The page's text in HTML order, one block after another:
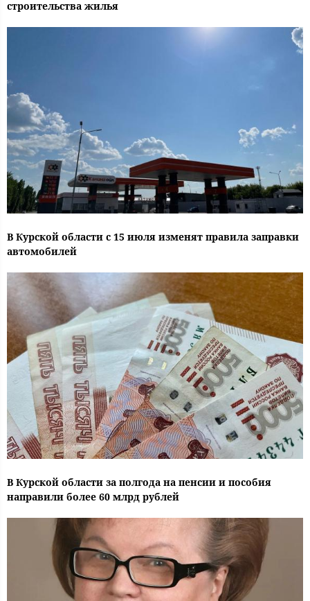
строительства жилья
В Курской области с 15 июля изменят правила заправки
автомобилей
В Курской области за полгода на пенсии и пособия
направили более 60 млрд рублей